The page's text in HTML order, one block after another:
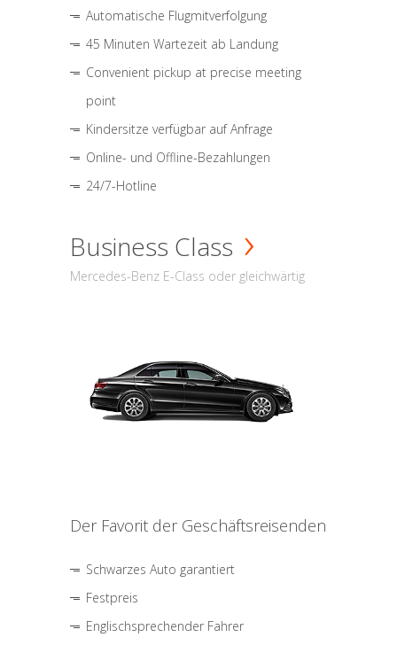
Automatische Flugmitverfolgung
45 Minuten Wartezeit ab Landung
Convenient pickup at precise meeting
point
Kindersitze verfügbar auf Anfrage
Online- und Offline-Bezahlungen
24/7-Hotline
Business Class
Mercedes-Benz E-Class oder gleichwärtig
Der Favorit der Geschäftsreisenden
Schwarzes Auto garantiert
Festpreis
Englischsprechender Fahrer